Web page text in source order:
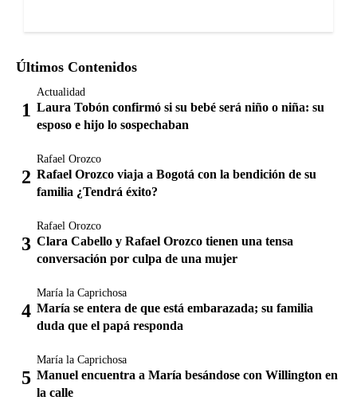
Últimos Contenidos
Actualidad
Laura Tobón confirmó si su bebé será niño o niña: su
esposo e hijo lo sospechaban
Rafael Orozco
Rafael Orozco viaja a Bogotá con la bendición de su
familia ¿Tendrá éxito?
Rafael Orozco
Clara Cabello y Rafael Orozco tienen una tensa
conversación por culpa de una mujer
María la Caprichosa
María se entera de que está embarazada; su familia
duda que el papá responda
María la Caprichosa
Manuel encuentra a María besándose con Willington en
la calle